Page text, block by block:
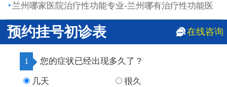
兰州哪家医院治疗性功能专业-兰州哪有治疗性功能医
院?
预约挂号初诊表 在线咨询
1 您的症状已经出现多久了？
几天 很久